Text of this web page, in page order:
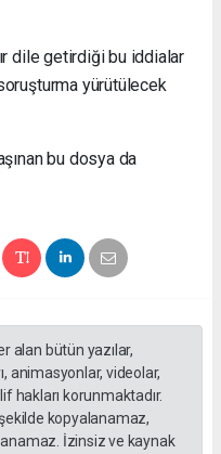
dile getirdiği bu iddialar
yürütülecek
bu dosya da
alan bütün yazılar,
animasyonlar, videolar,
hakları korunmaktadır.
şekilde kopyalanamaz,
İzinsiz ve kaynak